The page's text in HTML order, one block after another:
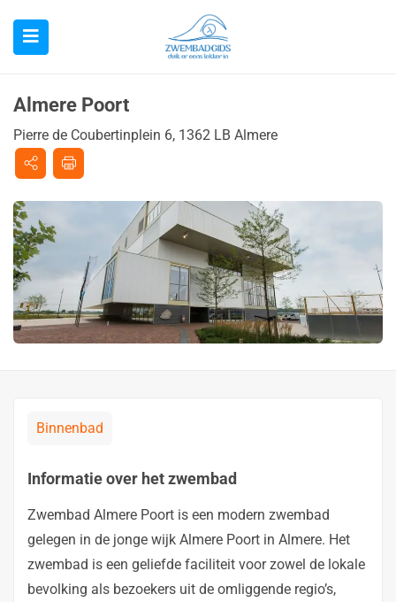
Almere Poort
Pierre de Coubertinplein 6, 1362 LB Almere
Binnenbad
Informatie over het zwembad
Zwembad Almere Poort is een modern zwembad
gelegen in de jonge wijk Almere Poort in Almere. Het
zwembad is een geliefde faciliteit voor zowel de lokale
bevolking als bezoekers uit de omliggende regio’s,